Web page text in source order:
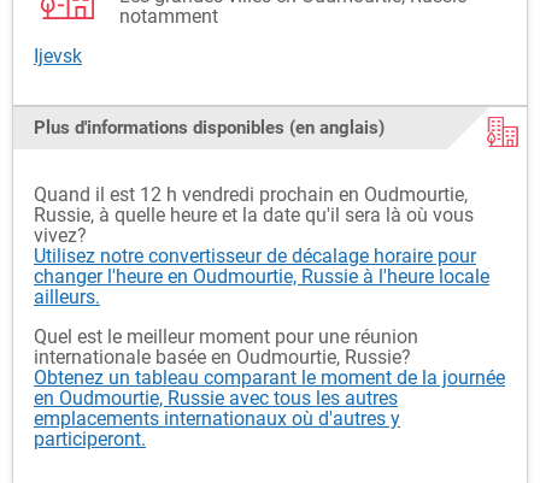
notamment
Ijevsk
Plus d'informations disponibles (en anglais)
Quand il est 12 h vendredi prochain en Oudmourtie,
Russie, à quelle heure et la date qu'il sera là où vous
vivez?
Utilisez notre convertisseur de décalage horaire pour
changer l'heure en Oudmourtie, Russie à l'heure locale
ailleurs.
Quel est le meilleur moment pour une réunion
internationale basée en Oudmourtie, Russie?
Obtenez un tableau comparant le moment de la journée
en Oudmourtie, Russie avec tous les autres
emplacements internationaux où d'autres y
participeront.